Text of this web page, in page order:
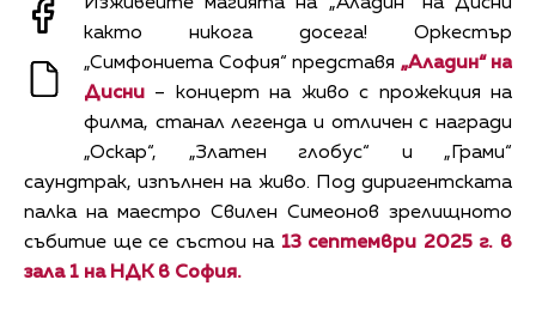
както никога досега! Оркестър
„Симфониета София“ представя „Аладин“ на
Дисни – концерт на живо с прожекция на
филма, станал легенда и отличен с награди
„Оскар“, „Златен глобус“ и „Грами“
саундтрак, изпълнен на живо. Под диригентската
палка на маестро Свилен Симеонов зрелищното
събитие ще се състои на 13 септември 2025 г. в
зала 1 на НДК в София.